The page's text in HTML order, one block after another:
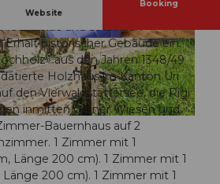
© swisshotel
Website
Booking
im Baudenkmal verbindet
und setzt sich
historischer Gebäude ein.
aus den Jahren 1348/49
Holzhaus im Kanton Uri
den Vierwaldstättersee, die Rigi
inmitten grüner Wiesen und
Bauernhaus auf 2
1 Zimmer mit 1
Länge 200 cm). 1 Zimmer mit 1
200 cm). 1 Zimmer mit 1